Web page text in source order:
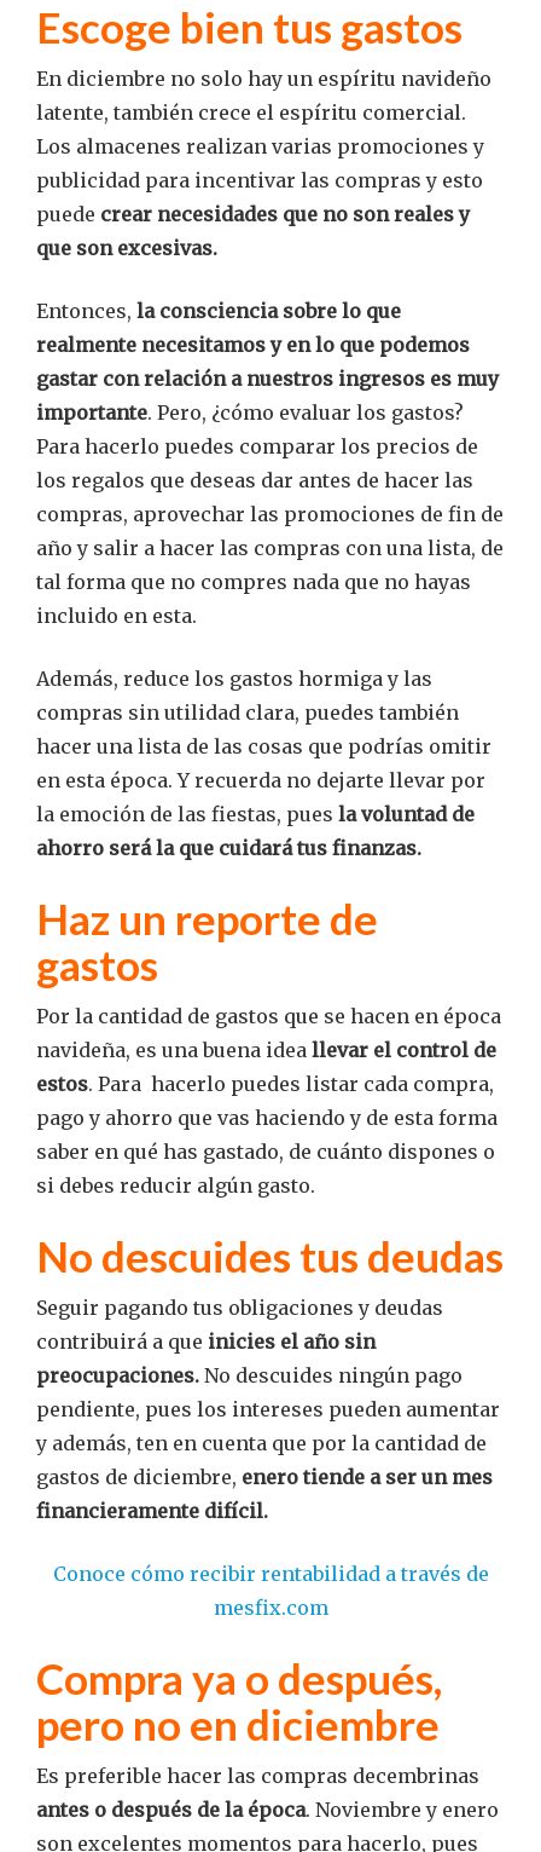
Escoge bien tus gastos
En diciembre no solo hay un espíritu navideño
latente, también crece el espíritu comercial.
Los almacenes realizan varias promociones y
publicidad para incentivar las compras y esto
puede crear necesidades que no son reales y
que son excesivas.
Entonces, la consciencia sobre lo que
realmente necesitamos y en lo que podemos
gastar con relación a nuestros ingresos es muy
importante. Pero, ¿cómo evaluar los gastos?
Para hacerlo puedes comparar los precios de
los regalos que deseas dar antes de hacer las
compras, aprovechar las promociones de fin de
año y salir a hacer las compras con una lista, de
tal forma que no compres nada que no hayas
incluido en esta.
Además, reduce los gastos hormiga y las
compras sin utilidad clara, puedes también
hacer una lista de las cosas que podrías omitir
en esta época. Y recuerda no dejarte llevar por
la emoción de las fiestas, pues la voluntad de
ahorro será la que cuidará tus finanzas.
Haz un reporte de
gastos
Por la cantidad de gastos que se hacen en época
navideña, es una buena idea llevar el control de
estos. Para hacerlo puedes listar cada compra,
pago y ahorro que vas haciendo y de esta forma
saber en qué has gastado, de cuánto dispones o
si debes reducir algún gasto.
No descuides tus deudas
Seguir pagando tus obligaciones y deudas
contribuirá a que inicies el año sin
preocupaciones. No descuides ningún pago
pendiente, pues los intereses pueden aumentar
y además, ten en cuenta que por la cantidad de
gastos de diciembre, enero tiende a ser un mes
financieramente difícil.
Conoce cómo recibir rentabilidad a través de
mesfix.com
Compra ya o después,
pero no en diciembre
Es preferible hacer las compras decembrinas
antes o después de la época. Noviembre y enero
son excelentes momentos para hacerlo, pues